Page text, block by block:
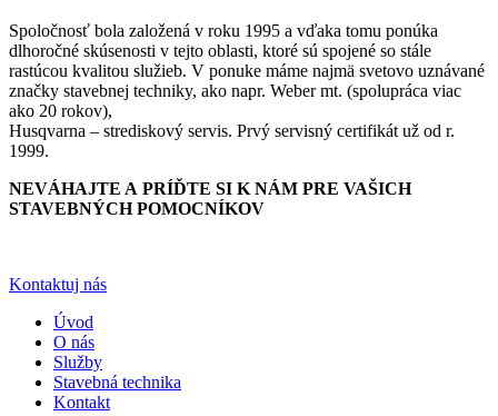
Spoločnosť bola založená v roku 1995 a vďaka tomu ponúka
dlhoročné skúsenosti v tejto oblasti, ktoré sú spojené so stále
rastúcou kvalitou služieb. V ponuke máme najmä svetovo uznávané
značky stavebnej techniky, ako napr. Weber mt. (spolupráca viac
ako 20 rokov),
Husqvarna – strediskový servis. Prvý servisný certifikát už od r.
1999.
NEVÁHAJTE A PRÍĎTE SI K NÁM PRE VAŠICH
STAVEBNÝCH POMOCNÍKOV
Kontaktuj nás
Úvod
O nás
Služby
Stavebná technika
Kontakt